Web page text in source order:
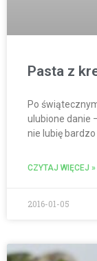
Pasta z
Po
ulubione danie
nie lubię
CZYTAJ WIĘCEJ »
2016-01-05